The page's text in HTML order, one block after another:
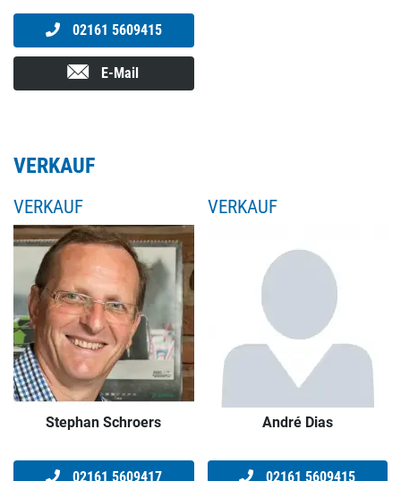
02161 5609415
E-Mail
VERKAUF
VERKAUF
Stephan Schroers
02161 5609417
VERKAUF
André Dias
02161 5609415